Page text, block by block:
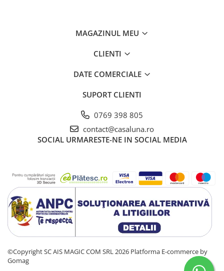
MAGAZINUL MEU
CLIENTI
DATE COMERCIALE
SUPORT CLIENTI
0769 398 805
contact@casaluna.ro
SOCIAL URMARESTE-NE IN SOCIAL MEDIA
©Copyright SC AIS MAGIC COM SRL 2026 Platforma E-commerce by
Gomag